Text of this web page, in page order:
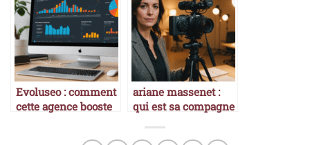
Evoluseo : comment
cette agence booste
ariane massenet :
qui est sa compagne